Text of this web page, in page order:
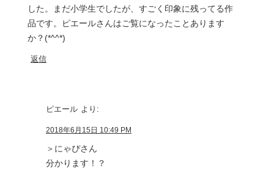
した。まだ小学生でしたが、すごく印象に残ってる作
品です。ピエールさんはご覧になったことあります
か？(*^^*)
返信
ピエール より:
2018年6月15日 10:49 PM
＞にゃぴさん
分かります！？